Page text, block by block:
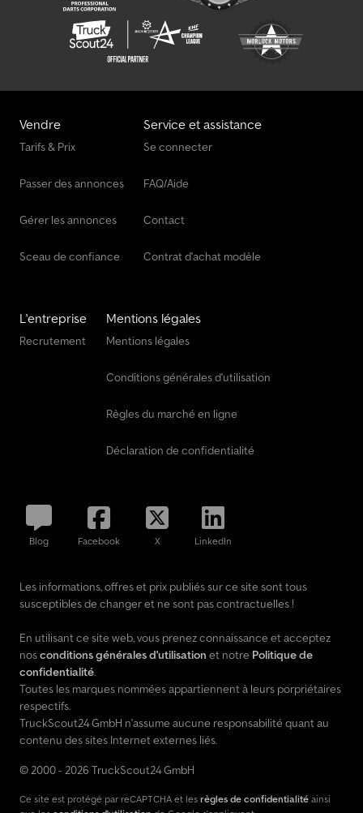
Vendre
Tarifs & Prix
Passer des annonces
Gérer les annonces
Sceau de confiance
Service et assistance
Se connecter
FAQ/Aide
Contact
Contrat d'achat modèle
L'entreprise
Recrutement
Mentions légales
Mentions légales
Conditions générales d'utilisation
Règles du marché en ligne
Déclaration de confidentialité
Blog Facebook X LinkedIn
Les informations, offres et prix publiés sur ce site sont tous
susceptibles de changer et ne sont pas contractuelles !
En utilisant ce site web, vous prenez connaissance et acceptez
nosconditions générales d'utilisation et notre Politique de
confidentialité.
Toutes les marques nommées appartiennent à leurs porpriétaires
respectifs.
TruckScout24 GmbH n'assume aucune responsabilité quant au
contenu des sites Internet externes liés.
© 2000 - 2026 TruckScout24 GmbH
Ce site est protégé par reCAPTCHA et les règles de confidentialité ainsi